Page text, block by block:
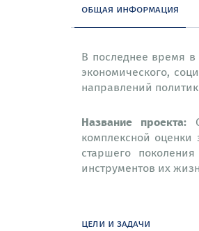
общая информация
В последнее время
экономического,
направлений
Название проекта:
комплексной
старшего
инструментов их
цели и задачи